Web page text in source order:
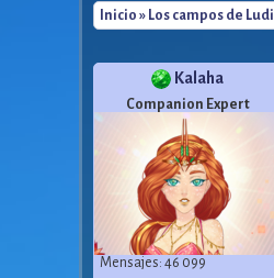
Inicio » Los campos de Ludi
Kalaha
Companion Expert
Mensajes: 46 099